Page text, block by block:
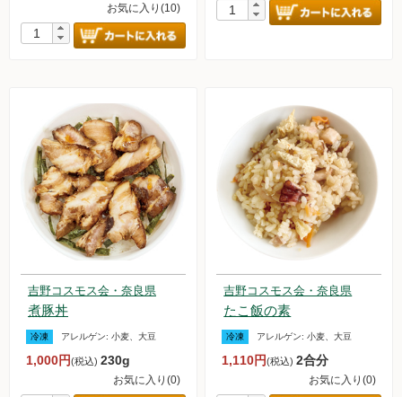
飲料品
粉・餅
健康応援グッズ
石けん・生活用品
食べもの百科（書籍）
ご利用ガイド
お買い物について
取扱いアイテム数について
お気に入り(10)
吉野コスモス会・奈良県
煮豚丼
冷凍 アレルゲン: 小麦、大豆
1,000円(税込) 230g
お気に入り(0)
吉野コスモス会・奈良県
たこ飯の素
冷凍 アレルゲン:小麦、大豆
1,110円(税込)2合分
お気に入り(0)